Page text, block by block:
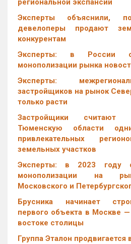
региональной экспансии
Эксперты объяснили,
девелоперы продают
конкурентам
Эксперты: в России
монополизации рынка
Эксперты:
застройщиков на рынок
только расти
Застройщики считают
Тюменскую области
привлекательных
земельных участков
Эксперты: в 2023 году
монополизации на
Московского и
Брусника начинает
первого объекта в Москве
востоке столицы
Группа Эталон продвигается